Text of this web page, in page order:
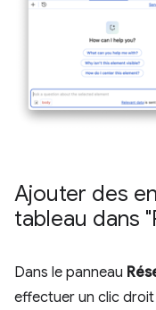
Ajouter des
tableau dans
Dans le panneau
effectuer un clic